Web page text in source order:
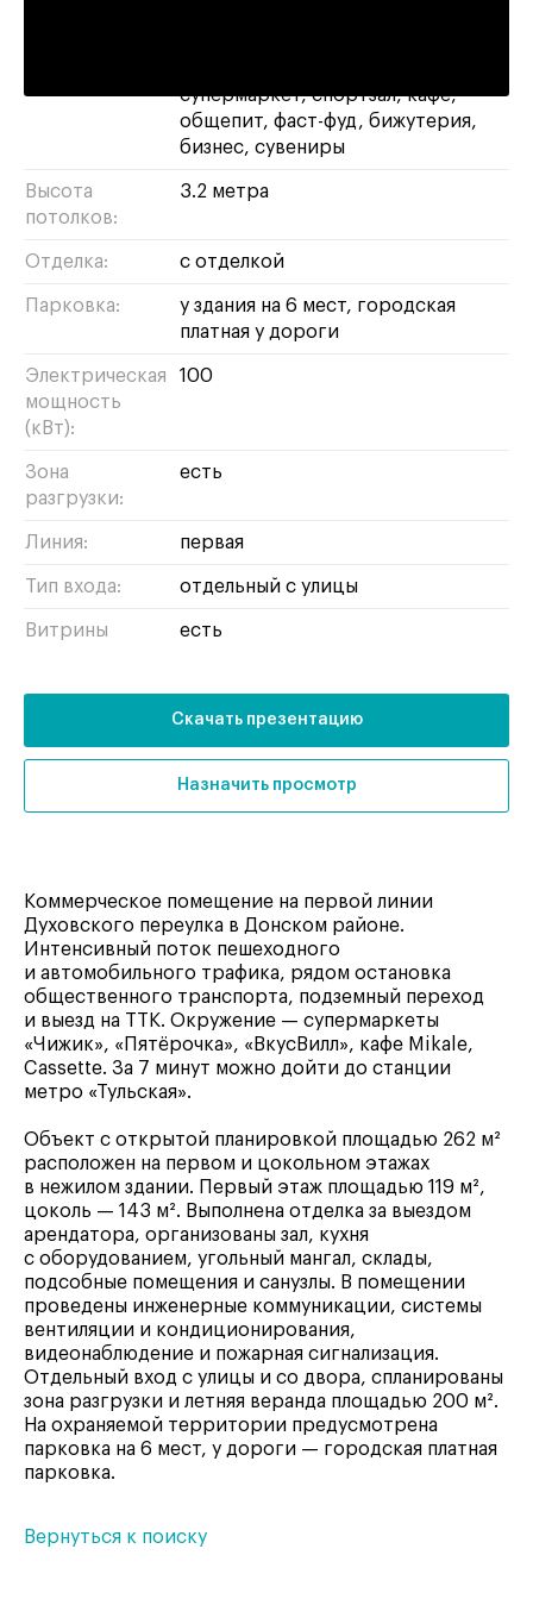
супермаркет спортзал кафе
общепит фаст-фуд
бижутерия
бизнес сувениры
Высота
потолков:
3.2 метра
Отделка: с отделкой
Парковка:
у здания на 6 мест, городская
платная у дороги
Электрическая
мощность
(кВт):
100
Зона
разгрузки:
есть
Линия: первая
Тип входа: отдельный с улицы
Витрины есть
Скачать презентацию
Назначить просмотр
Коммерческое помещение на первой линии
Духовского переулка в Донском районе.
Интенсивный поток пешеходного
и автомобильного трафика, рядом остановка
общественного транспорта, подземный переход
и выезд на ТТК. Окружение — супермаркеты
«Чижик», «Пятёрочка», «ВкусВилл», кафе Mikale,
Cassette. За 7 минут можно дойти до станции
метро «Тульская».
Объект с открытой планировкой площадью 262 м²
расположен на первом и цокольном этажах
в нежилом здании. Первый этаж площадью 119 м²,
цоколь — 143 м². Выполнена отделка за выездом
арендатора, организованы зал, кухня
с оборудованием, угольный мангал, склады,
подсобные помещения и санузлы. В помещении
проведены инженерные коммуникации, системы
вентиляции и кондиционирования,
видеонаблюдение и пожарная сигнализация.
Отдельный вход с улицы и со двора, спланированы
зона разгрузки и летняя веранда площадью 200 м².
На охраняемой территории предусмотрена
парковка на 6 мест, у дороги — городская платная
парковка.
Вернуться к поиску